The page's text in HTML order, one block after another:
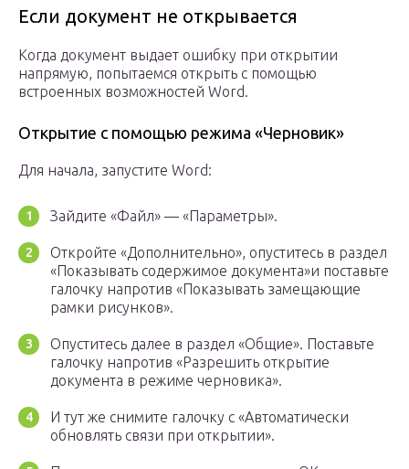
Если документ не открывается
Когда документ выдает ошибку при открытии
напрямую, попытаемся открыть с помощью
встроенных возможностей Word.
Открытие с помощью режима «Черновик»
Для начала, запустите Word:
Зайдите «Файл» — «Параметры».
Откройте «Дополнительно», опуститесь в раздел
«Показывать содержимое документа»и поставьте
галочку напротив «Показывать замещающие
рамки рисунков».
Опуститесь далее в раздел «Общие». Поставьте
галочку напротив «Разрешить открытие
документа в режиме черновика».
И тут же снимите галочку с «Автоматически
обновлять связи при открытии».